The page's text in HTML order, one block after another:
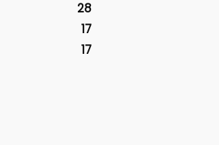
28
17
17